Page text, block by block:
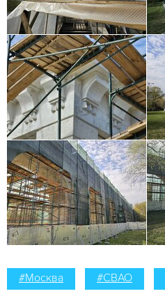
#Москва #СВАО